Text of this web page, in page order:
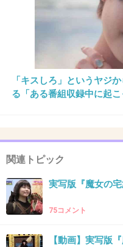
恥ずかしくて、むずむず
32. 匿名 2014/01/29(水) 14:00:45
33. 匿名2014/01/29(水) 14:02:04
何この安っぽさｗ
「キスしろ」というヤ
る「ある番組収録中に起こ
関連トピック
実写版『魔女の
75コメント
【動画】実写版